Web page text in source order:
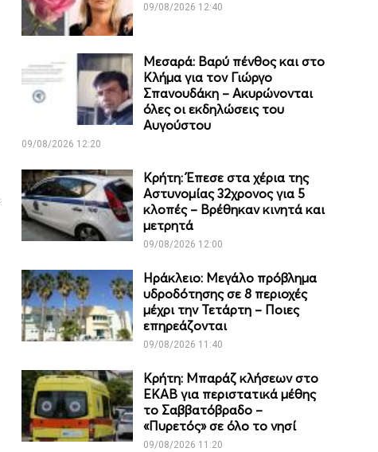
09/08/2026 12:40
Μεσαρά: Βαρύ πένθος και στο
Κλήμα για τον Γιώργο
Σπανουδάκη – Ακυρώνονται
όλες οι εκδηλώσεις του
Αυγούστου
09/08/2026 12:20
Κρήτη: Έπεσε στα χέρια της
Αστυνομίας 32χρονος για 5
κλοπές – Βρέθηκαν κινητά και
μετρητά
09/08/2026 12:00
Ηράκλειο: Μεγάλο πρόβλημα
υδροδότησης σε 8 περιοχές
μέχρι την Τετάρτη – Ποιες
επηρεάζονται
09/08/2026 11:40
Κρήτη: Μπαράζ κλήσεων στο
ΕΚΑΒ για περιστατικά μέθης
το Σαββατόβραδο –
«Πυρετός» σε όλο το νησί
09/08/2026 11:20